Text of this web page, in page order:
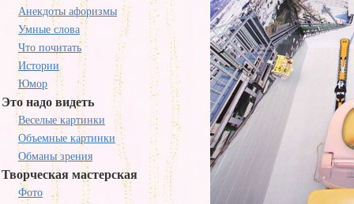
Анекдоты афоризмы
Умные слова
Что почитать
Истории
Юмор
Это надо видеть
Веселые картинки
Объемные картинки
Обманы зрения
Творческая мастерская
Фото